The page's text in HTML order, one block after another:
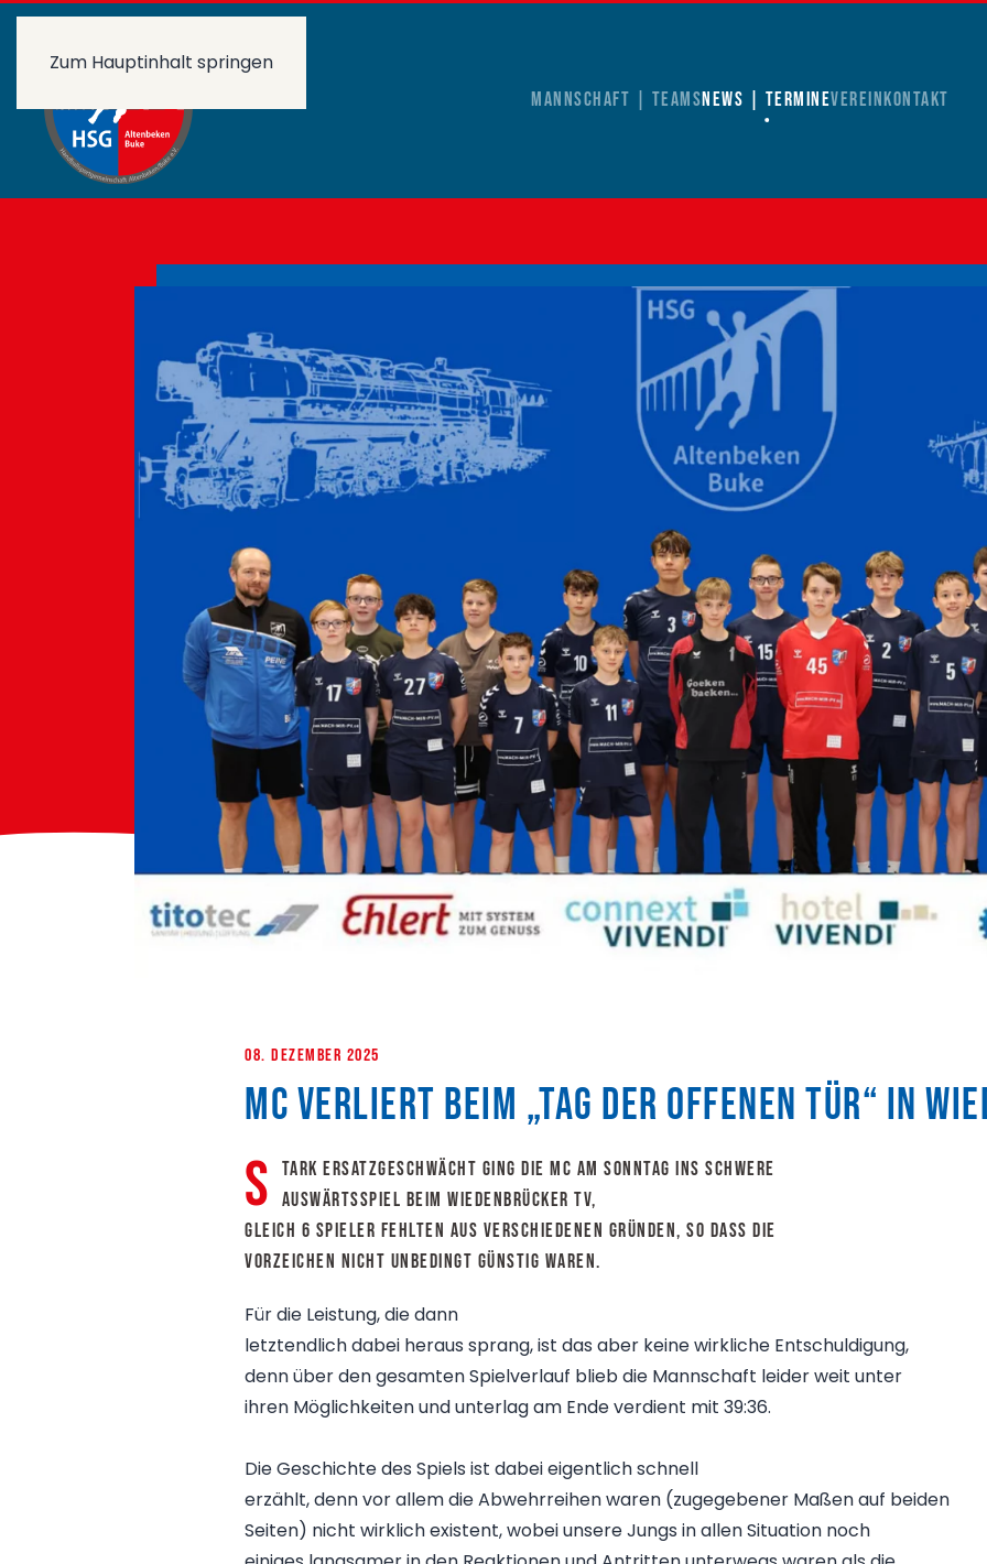
Zum Hauptinhalt springen
Mannschaft | TeamsNews | TermineVereinKontakt
08. Dezember 2025
mC verliert beim „Tag der offenen Tür“ in
S
tark ersatzgeschwächt ging die mC am Sonntag ins schwere
Auswärtsspiel beim Wiedenbrücker TV,
gleich 6 Spieler fehlten aus verschiedenen Gründen, so dass die
Vorzeichen nicht unbedingt günstig waren.
Für die Leistung, die dann
letztendlich dabei heraus sprang, ist das aber keine wirkliche Entschuldigung,
denn über den gesamten Spielverlauf blieb die Mannschaft leider weit unter
ihren Möglichkeiten und unterlag am Ende verdient mit 39:36.
Die Geschichte des Spiels ist dabei eigentlich schnell
erzählt, denn vor allem die Abwehrreihen waren (zugegebener Maßen auf beiden
Seiten) nicht wirklich existent, wobei unsere Jungs in allen Situation noch